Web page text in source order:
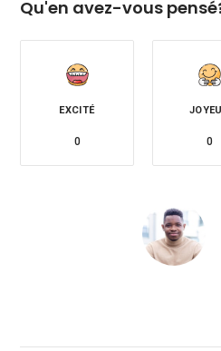
Qu'en avez-vous
EXCITÉ
0 0